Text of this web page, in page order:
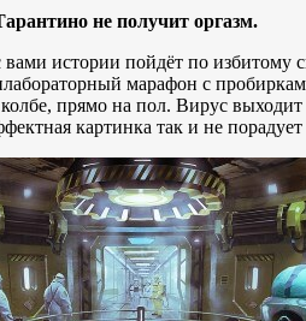
не получит оргазм.
истории пойдёт по избитому
марафон с
прямо на пол. Вирус
картинка так и не